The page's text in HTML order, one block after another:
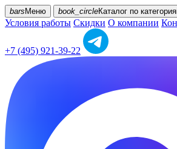
bars Меню book_circleКаталог по
Условия работы Скидки О компании
+7 (495) 921-39-22